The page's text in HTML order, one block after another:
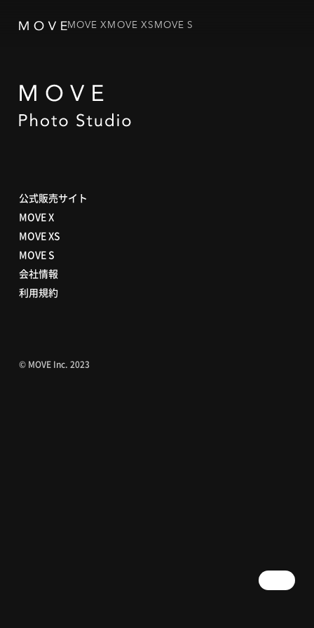
MOVE XMOVE XSMOVE S
公式販売サイト
MOVE X
MOVE XS
MOVE S
会社情報
利用規約
© MOVE Inc. 2023